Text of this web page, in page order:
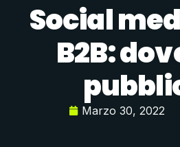
Social
B2B:
Marzo 30, 2022